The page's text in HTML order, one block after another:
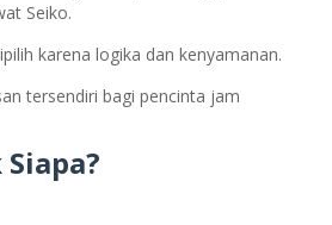
Seiko.
karena logika dan kenyamanan.
tersendiri bagi pencinta jam